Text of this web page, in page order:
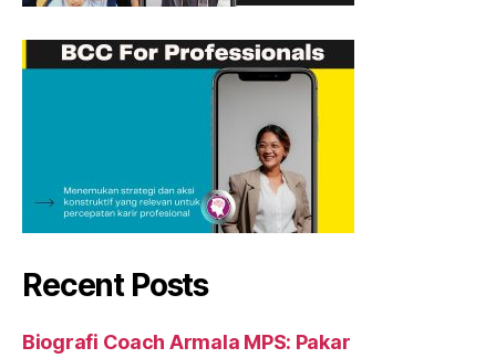
Recent Posts
Biografi Coach Armala MPS: Pakar